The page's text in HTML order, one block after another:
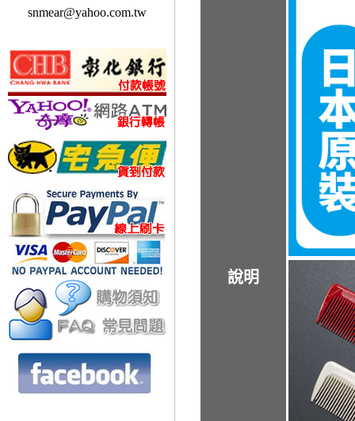
snmear@yahoo.com.tw
說明